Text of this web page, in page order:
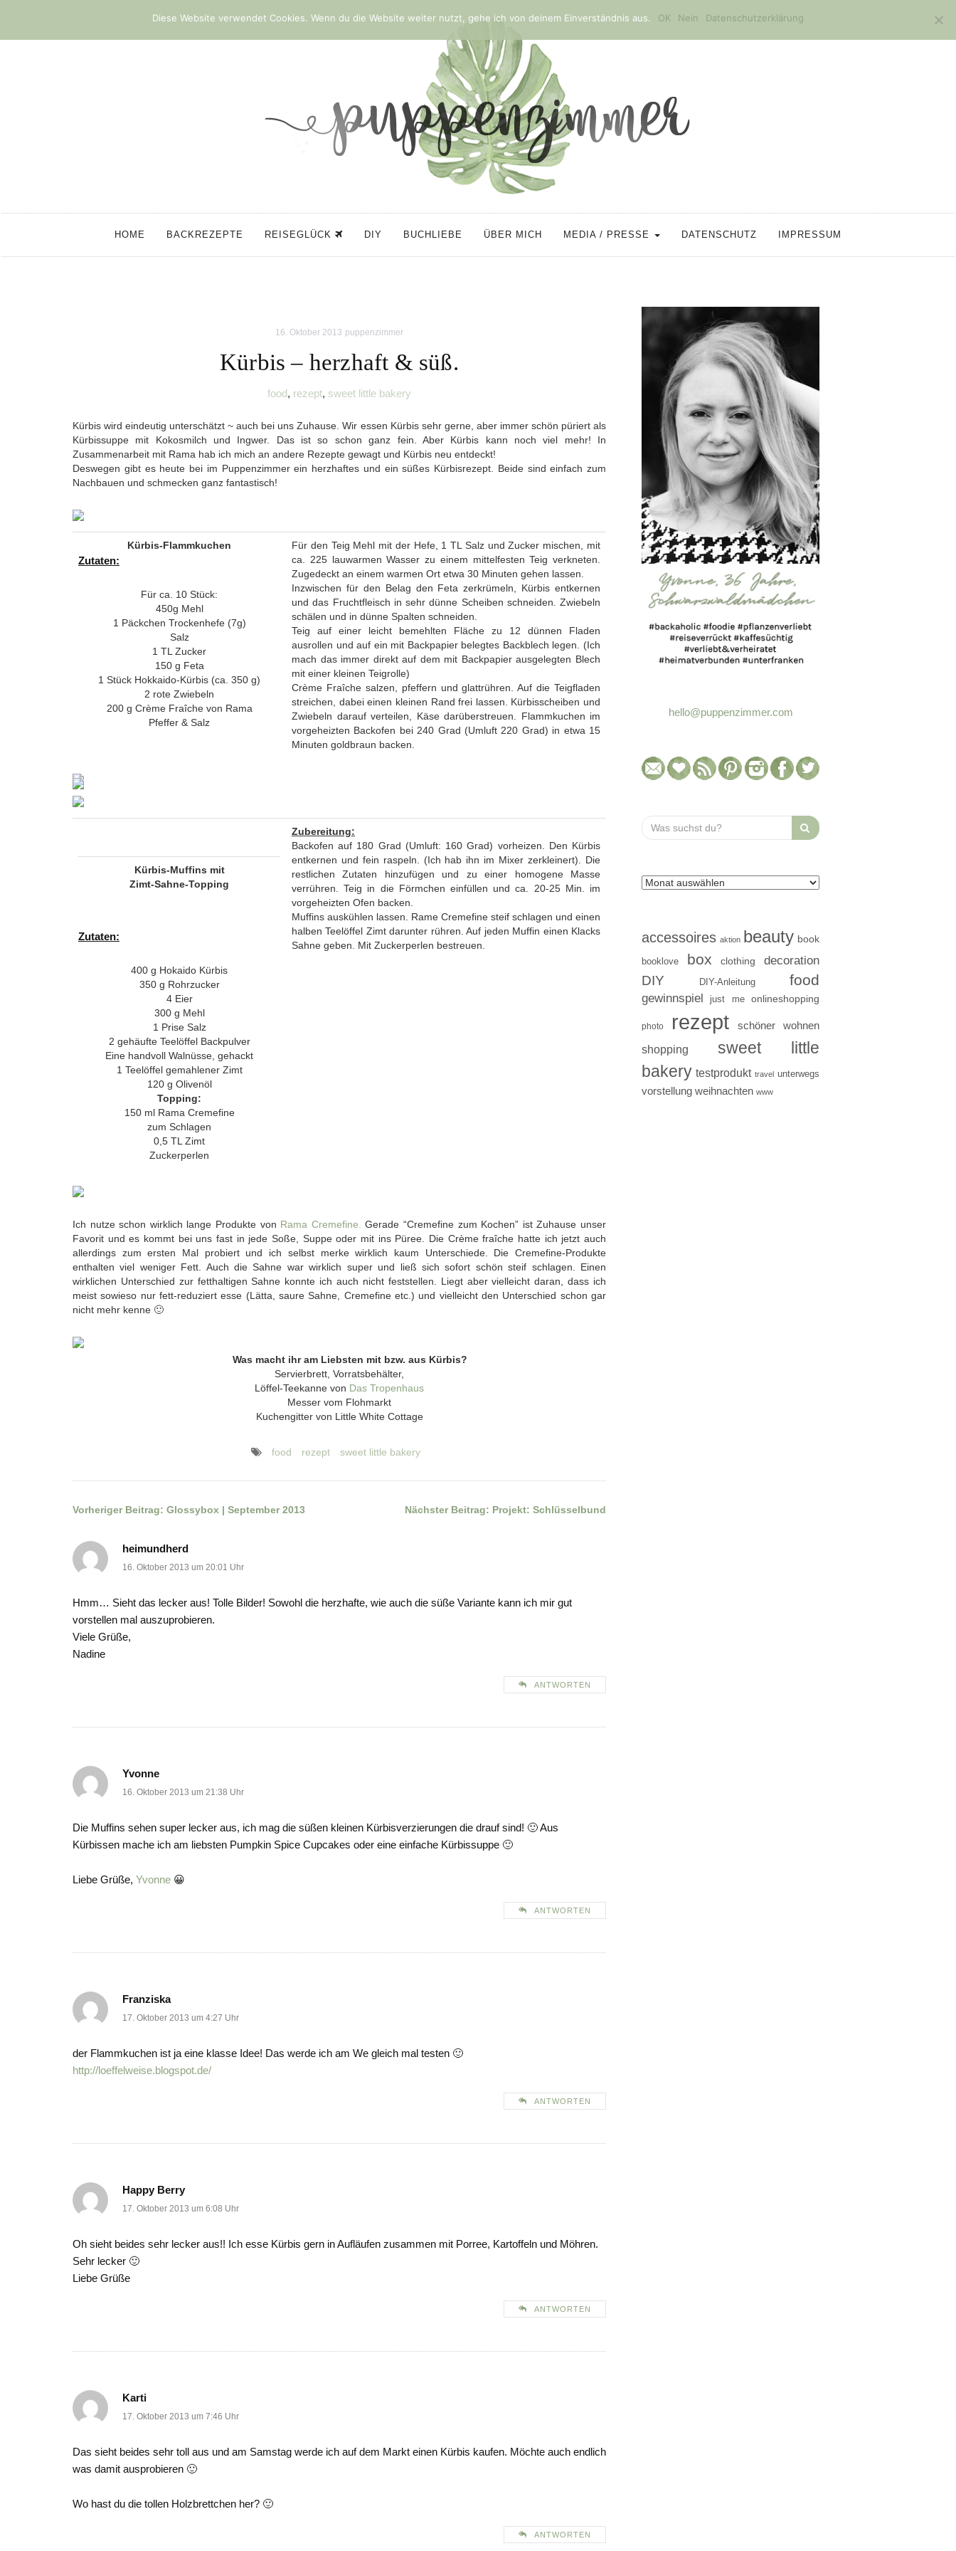
HOME BACKREZEPTE REISEGLÜCK DIY BUCHLIEBE ÜBER MICH MEDIA / PRESSE DATENSCHUTZ IMPRESSUM
16. Oktober 2013 puppenzimmer
Kürbis – herzhaft & süß.
food, rezept, sweet little bakery
Kürbis wird eindeutig unterschätzt ~ auch bei uns Zuhause. Wir essen Kürbis sehr gerne, aber immer schön püriert als
Kürbissuppe mit Kokosmilch und Ingwer. Das ist so schon ganz fein. Aber Kürbis kann noch viel mehr! In
Zusammenarbeit mit Rama hab ich mich an andere Rezepte gewagt und Kürbis neu entdeckt!
Deswegen gibt es heute bei im Puppenzimmer ein herzhaftes und ein süßes Kürbisrezept. Beide sind einfach zum
Nachbauen und schmecken ganz fantastisch!
Kürbis-Flammkuchen
Zutaten:
Für ca. 10 Stück:
450g Mehl
1 Päckchen Trockenhefe (7g)
Salz
1 TL Zucker
150 g Feta
1 Stück Hokkaido-Kürbis (ca. 350 g)
2 rote Zwiebeln
200 g Crème Fraîche von Rama
Pfeffer & Salz
Für den Teig Mehl mit der Hefe, 1 TL Salz und Zucker mischen, mit
ca. 225 lauwarmen Wasser zu einem mittelfesten Teig verkneten.
Zugedeckt an einem warmen Ort etwa 30 Minuten gehen lassen.
Inzwischen für den Belag den Feta zerkrümeln, Kürbis entkernen
und das Fruchtfleisch in sehr dünne Scheiben schneiden. Zwiebeln
schälen und in dünne Spalten schneiden.
Teig auf einer leicht bemehlten Fläche zu 12 dünnen Fladen
ausrollen und auf ein mit Backpapier belegtes Backblech legen. (Ich
mach das immer direkt auf dem mit Backpapier ausgelegten Blech
mit einer kleinen Teigrolle)
Crème Fraîche salzen, pfeffern und glattrühren. Auf die Teigfladen
streichen, dabei einen kleinen Rand frei lassen. Kürbisscheiben und
Zwiebeln darauf verteilen, Käse darüberstreuen. Flammkuchen im
vorgeheizten Backofen bei 240 Grad (Umluft 220 Grad) in etwa 15
Minuten goldbraun backen.
Kürbis-Muffins mit
Zimt-Sahne-Topping
Zutaten:
400 g Hokaido Kürbis
350 g Rohrzucker
4 Eier
300 g Mehl
1 Prise Salz
2 gehäufte Teelöffel Backpulver
Eine handvoll Walnüsse, gehackt
1 Teelöffel gemahlener Zimt
120 g Olivenöl
Topping:
150 ml Rama Cremefine
zum Schlagen
0,5 TL Zimt
Zuckerperlen
Zubereitung:
Backofen auf 180 Grad (Umluft: 160 Grad) vorheizen. Den Kürbis
entkernen und fein raspeln. (Ich hab ihn im Mixer zerkleinert). Die
restlichen Zutaten hinzufügen und zu einer homogene Masse
verrühren. Teig in die Förmchen einfüllen und ca. 20-25 Min. im
vorgeheizten Ofen backen.
Muffins auskühlen lassen. Rame Cremefine steif schlagen und einen
halben Teelöffel Zimt darunter rühren. Auf jeden Muffin einen Klacks
Sahne geben. Mit Zuckerperlen bestreuen.
Ich nutze schon wirklich lange Produkte von Rama Cremefine.
Gerade “Cremefine zum Kochen” ist Zuhause unser
Favorit und es kommt bei uns fast in jede Soße, Suppe oder mit ins Püree. Die Crème fraîche hatte ich jetzt auch
allerdings zum ersten Mal probiert und ich selbst merke wirklich kaum Unterschiede. Die Cremefine-Produkte
enthalten viel weniger Fett. Auch die Sahne war wirklich super und ließ sich sofort schön steif schlagen. Einen
wirklichen Unterschied zur fetthaltigen Sahne konnte ich auch nicht feststellen. Liegt aber vielleicht daran, dass ich
meist sowieso nur fett-reduziert esse (Lätta, saure Sahne, Cremefine etc.) und vielleicht den Unterschied schon gar
nicht mehr kenne 🙂
Was macht ihr am Liebsten mit bzw. aus Kürbis?
Servierbrett, Vorratsbehälter,
Löffel-Teekanne von Das Tropenhaus
Messer vom Flohmarkt
Kuchengitter von Little White Cottage
food rezept sweet little bakery
Beitragsnavigation
Vorheriger Beitrag: Glossybox | September 2013 Nächster Beitrag: Projekt: Schlüsselbund
heimundherd
16. Oktober 2013 um 20:01 Uhr
Hmm… Sieht das lecker aus! Tolle Bilder! Sowohl die herzhafte, wie auch die süße Variante kann ich mir gut
vorstellen mal auszuprobieren.
Viele Grüße,
Nadine
ANTWORTEN
Yvonne
16. Oktober 2013 um 21:38 Uhr
Die Muffins sehen super lecker aus, ich mag die süßen kleinen Kürbisverzierungen die drauf sind! 🙂 Aus
Kürbissen mache ich am liebsten Pumpkin Spice Cupcakes oder eine einfache Kürbissuppe 🙂
Liebe Grüße, Yvonne 😀
ANTWORTEN
Franziska
17. Oktober 2013 um 4:27 Uhr
der Flammkuchen ist ja eine klasse Idee! Das werde ich am We gleich mal testen 🙂
http://loeffelweise.blogspot.de/
ANTWORTEN
Happy Berry
17. Oktober 2013 um 6:08 Uhr
Oh sieht beides sehr lecker aus!! Ich esse Kürbis gern in Aufläufen zusammen mit Porree, Kartoffeln und Möhren.
Sehr lecker 🙂
Liebe Grüße
ANTWORTEN
Karti
17. Oktober 2013 um 7:46 Uhr
Das sieht beides sehr toll aus und am Samstag werde ich auf dem Markt einen Kürbis kaufen. Möchte auch endlich
was damit ausprobieren 🙂
Wo hast du die tollen Holzbrettchen her? 🙂
ANTWORTEN
hello@puppenzimmer.com
Search
for:
accessoires aktion beauty book
booklove box clothing decoration
DIY DIY-Anleitung food
gewinnspiel just me onlineshopping
photo rezept schöner wohnen
shopping
sweet little
bakery testprodukt travel unterwegs
vorstellung weihnachten www
Diese Website verwendet Cookies. Wenn du die Website weiter nutzt, gehe ich von deinem Einverständnis aus. OK Nein Datenschutzerklärung